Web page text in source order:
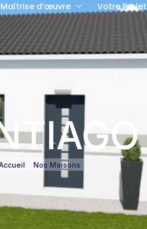
Maîtrise d’œuvre Votre Projet
Nos Maisons